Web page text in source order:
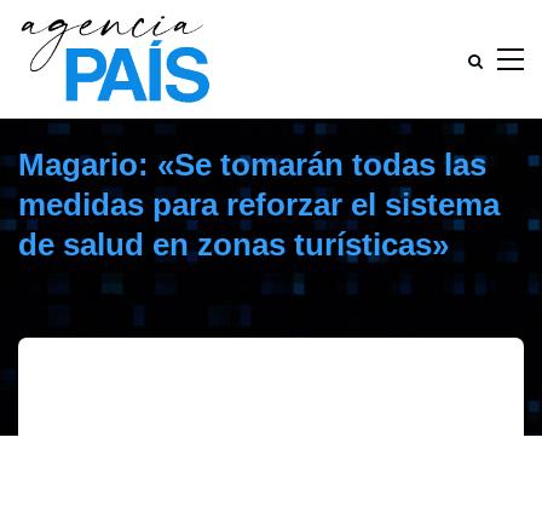
Magario: «Se tomarán todas las
medidas para reforzar el sistema
de salud en zonas turísticas»
octubre 22, 2020